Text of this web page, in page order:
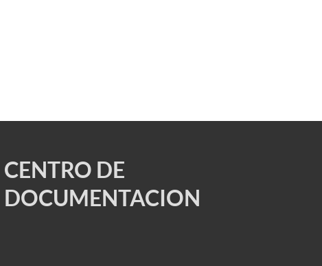
CENTRO DE
DOCUMENTACION